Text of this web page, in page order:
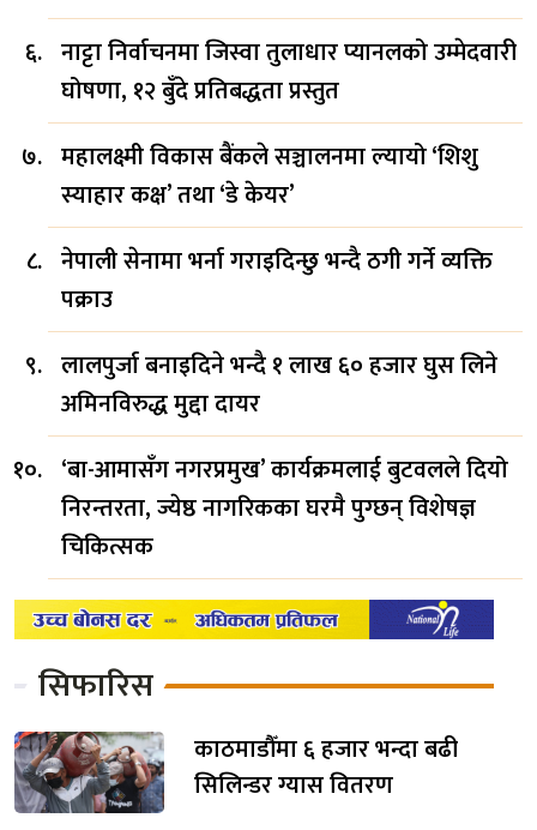
नाट्टा निर्वाचनमा जिस्वा तुलाधार प्यानलको उम्मेदवारी
घोषणा, १२ बुँदे प्रतिबद्धता प्रस्तुत
महालक्ष्मी विकास बैंकले सञ्चालनमा ल्यायो ‘शिशु
स्याहार कक्ष’ तथा ‘डे केयर’
नेपाली सेनामा भर्ना गराइदिन्छु भन्दै ठगी गर्ने व्यक्ति
पक्राउ
लालपुर्जा बनाइदिने भन्दै १ लाख ६० हजार घुस लिने
अमिनविरुद्ध मुद्दा दायर
‘बा-आमासँग नगरप्रमुख’ कार्यक्रमलाई बुटवलले दियो
निरन्तरता, ज्येष्ठ नागरिकका घरमै पुग्छन् विशेषज्ञ
चिकित्सक
सिफारिस
काठमाडौँमा ६ हजार भन्दा बढी
सिलिन्डर ग्यास वितरण